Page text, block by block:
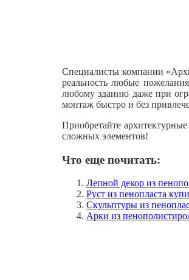
Специалисты компании
реальность любые
любому зданию даже при
монтаж быстро и без
Приобретайте
сложных элементов!
Что еще почитать:
Лепной декор из
Руст из пенопласта
Скульптуры из
Арки из